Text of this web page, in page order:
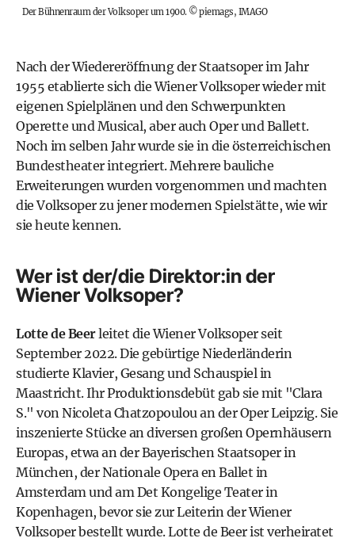
Der Bühnenraum der Volksoper um 1900. ©piemags, IMAGO
Nach der Wiedereröffnung der Staatsoper im Jahr
1955 etablierte sich die Wiener Volksoper wieder mit
eigenen Spielplänen und den Schwerpunkten
Operette und Musical, aber auch Oper und Ballett.
Noch im selben Jahr wurde sie in die österreichischen
Bundestheaterintegriert. Mehrere bauliche
Erweiterungen wurden vorgenommen und machten
die Volksoper zu jener modernen Spielstätte, wie wir
sie heute kennen.
Wer ist der/die Direktor:in der
Wiener Volksoper?
Lotte de Beerleitet die Wiener Volksoper seit
September 2022. Die gebürtige Niederländerin
studierte Klavier, Gesang und Schauspiel in
Maastricht. Ihr Produktionsdebüt gab sie mit "Clara
S." von Nicoleta Chatzopoulou an der Oper Leipzig. Sie
inszenierte Stücke an diversen großen Opernhäusern
Europas, etwa an der Bayerischen Staatsoper in
München, der Nationale Opera en Ballet in
Amsterdam und am Det Kongelige Teater in
Kopenhagen, bevor sie zur Leiterin der Wiener
Volksoper bestellt wurde. Lotte de Beer ist verheiratet